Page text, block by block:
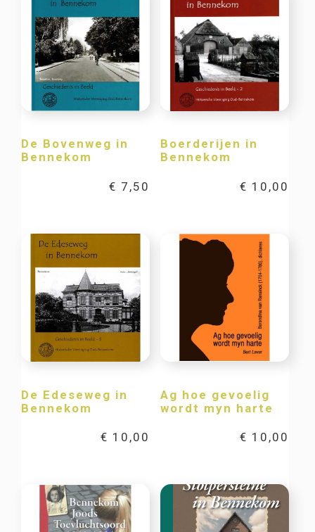
De Bovenweg in
Bennekom
€ 7,50
Boerderijen in
Bennekom
€ 10,00
De Edeseweg in
Bennekom
€ 10,00
Ag hoe gevoelig
wordt myn harte
€ 10,00